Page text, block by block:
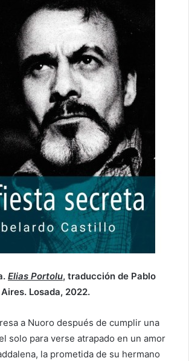
Elias Portolu, traducción de Pablo
Losada, 2022.
a Nuoro después de cumplir una
solo para verse atrapado en un amor
la prometida de su hermano